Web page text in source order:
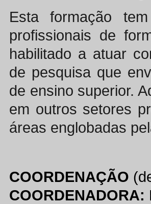
Esta formação
profissionais de
habilitado a atuar
de pesquisa que
de ensino superior.
em outros setores
áreas englobadas
COORDENAÇÃO
COORDENADORA: